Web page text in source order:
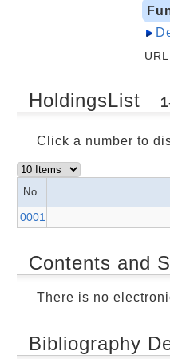
HoldingsList 1
Click a number to
No.
0001
Contents and
There is no
Bibliography